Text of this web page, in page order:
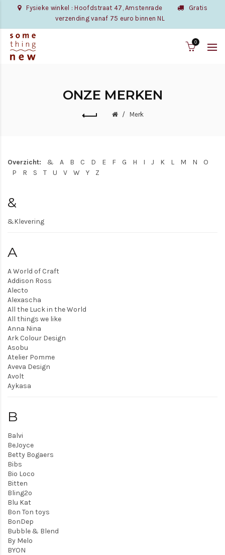
Fysieke winkel : Hoofdstraat 47, Amstenrade
Gratis
verzending vanaf 75 euro binnen NL
0
ONZE MERKEN
Merk
Overzicht: & A B C D E F G H I J K L M N
O
P
R S T U V W Y Z
&
&Klevering
A
A World of Craft
Addison Ross
Alecto
Alexascha
All the Luck in the World
All things we like
Anna Nina
Ark Colour Design
Asobu
Atelier Pomme
Aveva Design
Avolt
Aykasa
B
Balvi
BeJoyce
Betty Bogaers
Bibs
Bio Loco
Bitten
Bling2o
Blu Kat
Bon Ton toys
BonDep
Bubble & Blend
By Melo
BYON